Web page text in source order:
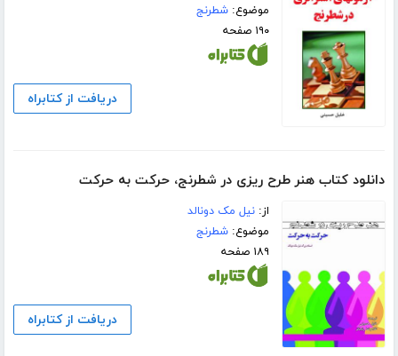
موضوع:شطرنج
۱۹۰ صفحه
دریافت از کتابراه
دانلود کتاب هنر طرح ریزی در شطرنج، حرکت به حرکت
از:نیل مک دونالد
موضوع:شطرنج
۱۸۹ صفحه
دریافت از کتابراه